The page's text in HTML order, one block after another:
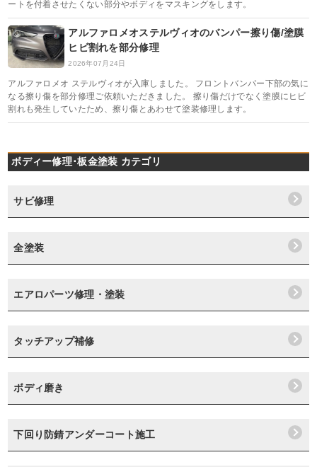
ートを付着させたくない部分やボディをマスキングをします。
アルファロメオステルヴィオのバンパー擦り傷/塗膜
ヒビ割れを部分修理
2026年07月24日
アルファロメオ ステルヴィオが入庫しました。 フロントバンパー下部の気に
なる擦り傷を部分修理ご依頼いただきました。 擦り傷だけでなく塗膜にヒビ
割れも発生していたため、擦り傷とあわせて塗装修理します。
ボディー修理･板金塗装 カテゴリ
サビ修理
全塗装
エアロパーツ修理・塗装
タッチアップ補修
ボディ磨き
下回り防錆アンダーコート施工